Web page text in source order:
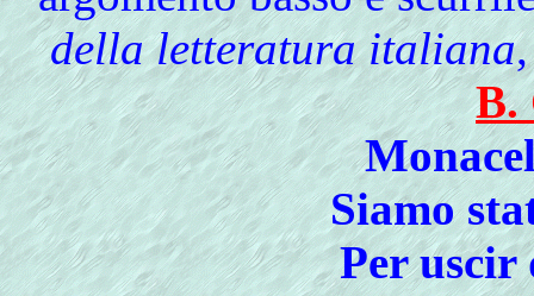
della letteratura italiana
B.
Siamo
Per